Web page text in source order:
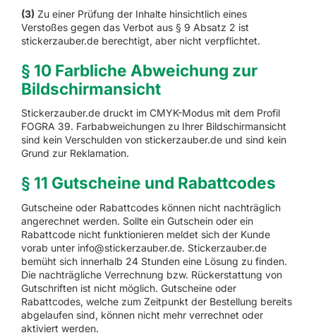
(3) Zu einer Prüfung der Inhalte hinsichtlich eines
Verstoßes gegen das Verbot aus § 9 Absatz 2 ist
stickerzauber.de berechtigt, aber nicht verpflichtet.
§ 10 Farbliche Abweichung zur
Bildschirmansicht
Stickerzauber.de druckt im CMYK-Modus mit dem Profil
FOGRA 39. Farbabweichungen zu Ihrer Bildschirmansicht
sind kein Verschulden von stickerzauber.de und sind kein
Grund zur Reklamation.
§ 11 Gutscheine und Rabattcodes
Gutscheine oder Rabattcodes können nicht nachträglich
angerechnet werden. Sollte ein Gutschein oder ein
Rabattcode nicht funktionieren meldet sich der Kunde
vorab unter info@stickerzauber.de. Stickerzauber.de
bemüht sich innerhalb 24 Stunden eine Lösung zu finden.
Die nachträgliche Verrechnung bzw. Rückerstattung von
Gutschriften ist nicht möglich. Gutscheine oder
Rabattcodes, welche zum Zeitpunkt der Bestellung bereits
abgelaufen sind, können nicht mehr verrechnet oder
aktiviert werden.